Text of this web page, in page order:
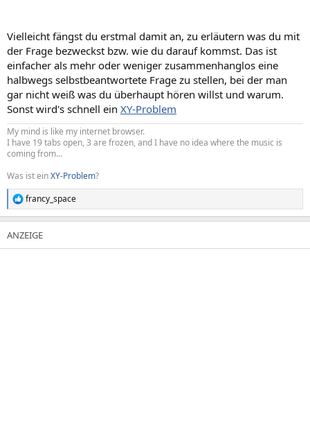
Vielleicht fängst du erstmal damit an, zu erläutern was du mit
der Frage bezweckst bzw. wie du darauf kommst. Das ist
einfacher als mehr oder weniger zusammenhanglos eine
halbwegs selbstbeantwortete Frage zu stellen, bei der man
gar nicht weiß was du überhaupt hören willst und warum.
Sonst wird's schnell ein XY-Problem
My mind is like my internet browser.
I have 19 tabs open, 3 are frozen, and I have no idea where the music is
coming from...
Was ist einXY-Problem?
R
e
a
k
t
francy_space